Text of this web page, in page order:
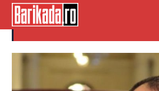
catalin radulescu